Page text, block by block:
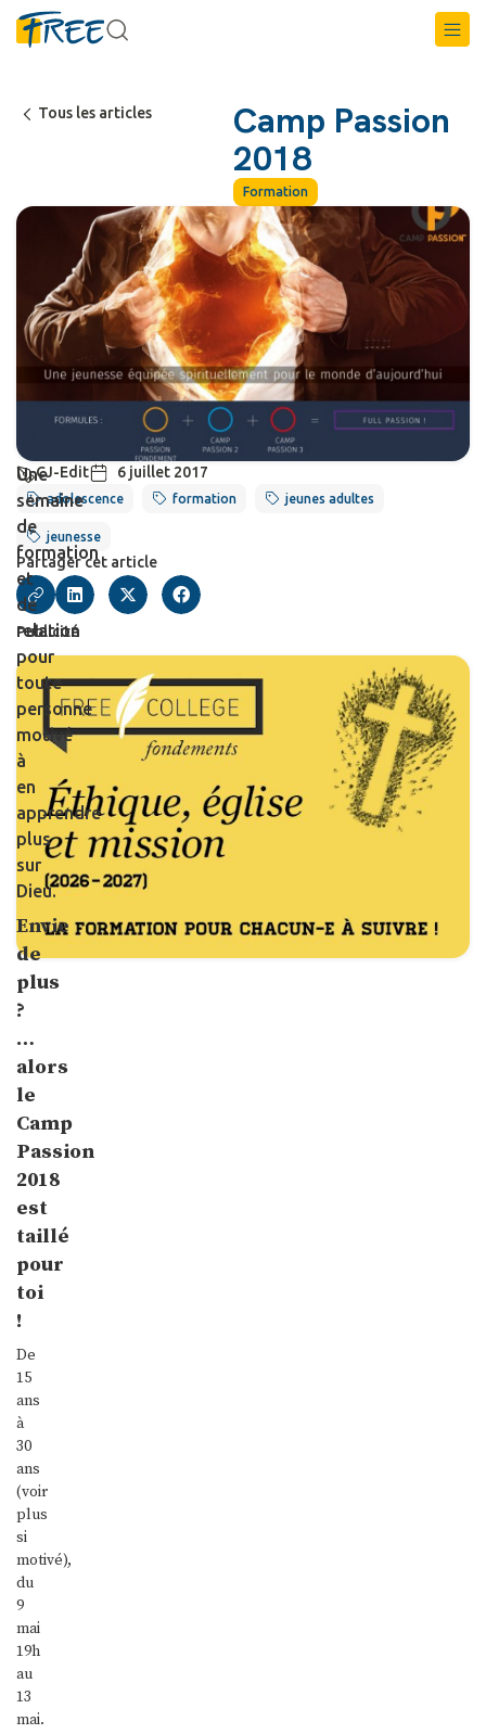
Tous les articles
Camp Passion
2018
Formation
CJ-Edit 6 juillet 2017
adolescence formation jeunes adultes
jeunesse
Partager cet article
Publicité
Une
semaine
de
formation
et
de
relation
pour
toute
personne
motivé
à
en
apprendre
plus
sur
Dieu.
Envie
de
plus
?
…
alors
le
Camp
Passion
2018
est
taillé
pour
toi
!
De
15
ans
à
30
ans
(voir
plus
si
motivé),
du
9
mai
19h
au
13
mai.